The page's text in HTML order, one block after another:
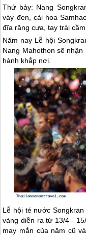
Thứ bảy: Nang
váy đen, cài hoa
đĩa răng cưa, tay trái
Năm nay Lễ hội
Nang Mahothon sẽ
hành khắp nơi.
Lễ hội té nước
vàng diễn ra từ 13/4 -
may mắn của năm cũ